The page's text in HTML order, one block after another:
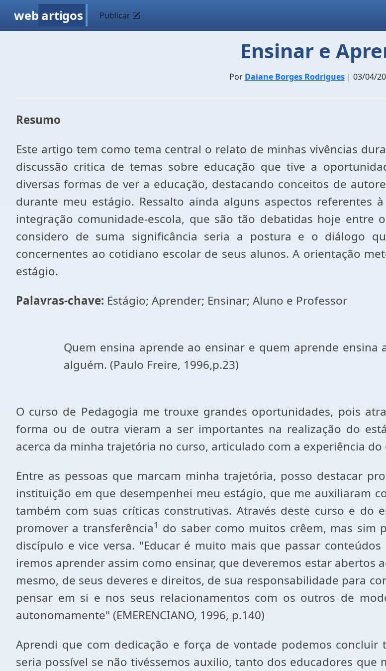
web artigos Publicar
Ensinar e
Por Daiane Borges Rodrigues| 03/04/
Resumo
Este artigo tem como tema central o relato de minhas vivências
discussão critica de temas sobre educação que tive a
diversas formas de ver a educação, destacando conceitos de
durante meu estágio. Ressalto ainda alguns aspectos referentes
integração comunidade-escola, que são tão debatidas hoje entre
considero de suma significância seria a postura e o diálogo
concernentes ao cotidiano escolar de seus alunos. A orientação
estágio.
Palavras-chave: Estágio; Aprender; Ensinar; Aluno e Professor
Quem ensina aprende ao ensinar e quem aprende ensina
alguém. (Paulo Freire, 1996,p.23)
O curso de Pedagogia me trouxe grandes oportunidades, pois
forma ou de outra vieram a ser importantes na realização do
acerca da minha trajetória no curso, articulado com a experiência do
Entre as pessoas que marcam minha trajetória, posso destacar
instituição em que desempenhei meu estágio, que me auxiliaram
também com suas críticas construtivas. Através deste curso e do
promover a transferência1 do saber como muitos crêem, mas sim
discípulo e vice versa. "Educar é muito mais que passar
iremos aprender assim como ensinar, que deveremos estar abertos
mesmo, de seus deveres e direitos, de sua responsabilidade para
pensar em si e nos seus relacionamentos com os outros de
autonomamente" (EMERENCIANO, 1996, p.140)
Aprendi que com dedicação e força de vontade podemos
seria possível se não tivéssemos auxilio, tanto dos educadores